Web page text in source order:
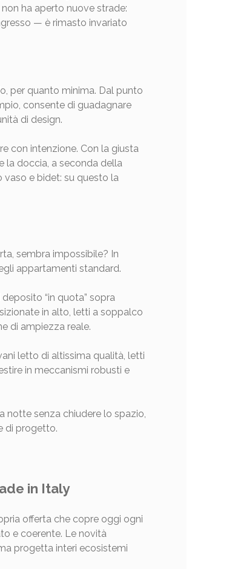
ha aperto nuove strade:
— è rimasto invariato
per quanto minima. Dal punto
consente di guadagnare
di design.
con intenzione. Con la giusta
la doccia, a seconda della
vaso e bidet: su questo la
sembra impossibile? In
appartamenti standard.
“in quota” sopra
in alto, letti a soppalco
di ampiezza reale.
letto di altissima qualità, letti
in meccanismi robusti e
senza chiudere lo spazio,
di progetto.
in Italy
offerta che copre oggi ogni
e coerente. Le novità
progetta interi ecosistemi